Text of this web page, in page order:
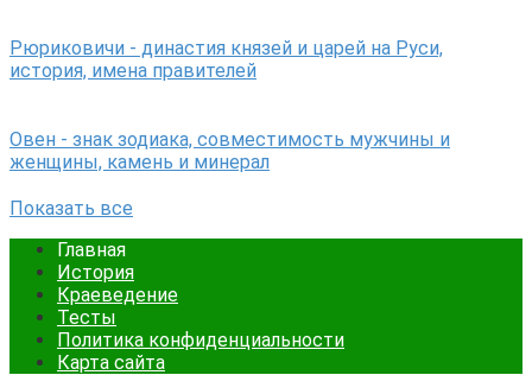
Рюриковичи - династия князей и царей на Руси,
история, имена правителей
Овен - знак зодиака, совместимость мужчины и
женщины, камень и минерал
Показать все
Главная
История
Краеведение
Тесты
Политика конфиденциальности
Карта сайта